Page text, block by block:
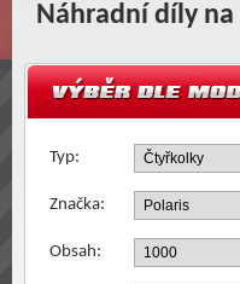
Náhradní díly
Typ:
Značka:
Obsah: